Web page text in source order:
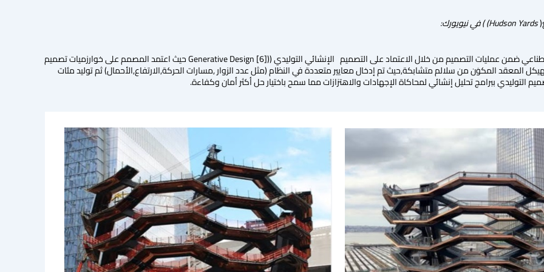
Hudson Yards) ) في نيويورك:
تم استخدام تقنيات الذكاء الاصطناعي ضمن عمليات التصميم من خلال الاعتماد على التصميم الإنشائي التوليدي ((Generative Design [6] حيث اعتمد المصمم على خوارزميات تصميم
المعقد المكوَن من سلالم متشابكة,حيث تم إدخال معايير متعددة في النظام (مثل عدد الزوار ,مسارات الحركة,الارتفاع,الأحمال) ثم توليد مئات
التوليدي ببرامج تحليل إنشائي لمحاكاة الإجهادات والاهتزازات مما سمح باختيار حل أكثر أمان وكفاءة.